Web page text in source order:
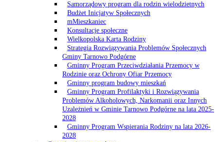
Samorządowy program dla rodzin wielodzietnych
Budżet Inicjatyw Społecznych
mMieszkaniec
Konsultacje społeczne
Wielkopolska Karta Rodziny
Strategia Rozwiązywania Problemów Społecznych
Gminy Tarnowo Podgórne
Gminny Program Przeciwdziałania Przemocy w
Rodzinie oraz Ochrony Ofiar Przemocy
Gminny program budowy mieszkań
Gminny Program Profilaktyki i Rozwiązywania
Problemów Alkoholowych, Narkomanii oraz Innych
Uzależnień w Gminie Tarnowo Podgórne na lata 2025-
2028
Gminny Program Wspierania Rodziny na lata 2026-
2028